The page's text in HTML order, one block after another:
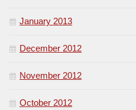
January 2013
December 2012
November 2012
October 2012